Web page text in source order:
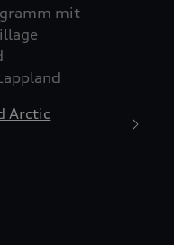
mit
Arctic